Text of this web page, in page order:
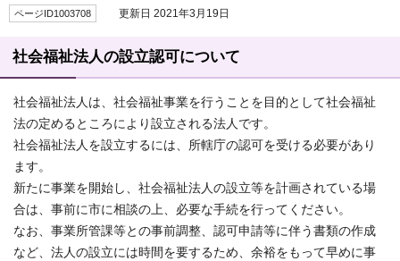
ページID1003708 更新日 2021年3月19日
社会福祉法人の設立認可について
社会福祉法人は、社会福祉事業を行うことを目的として社会福祉
法の定めるところにより設立される法人です。
社会福祉法人を設立するには、所轄庁の認可を受ける必要があり
ます。
新たに事業を開始し、社会福祉法人の設立等を計画されている場
合は、事前に市に相談の上、必要な手続を行ってください。
なお、事業所管課等との事前調整、認可申請等に伴う書類の作成
など、法人の設立には時間を要するため、余裕をもって早めに事